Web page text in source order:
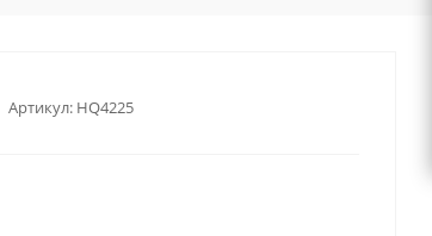
Артикул: HQ4225